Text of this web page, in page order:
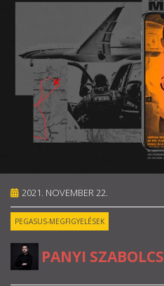
OFFSHORE TITKOK
RÓLUNK
ALAPELVEK
CSAPAT
MŰKÖDÉS
TÁMOGATÁS
1%
2021. NOVEMBER 22.
PEGASUS-MEGFIGYELÉSEK
PANYI SZABOLCS